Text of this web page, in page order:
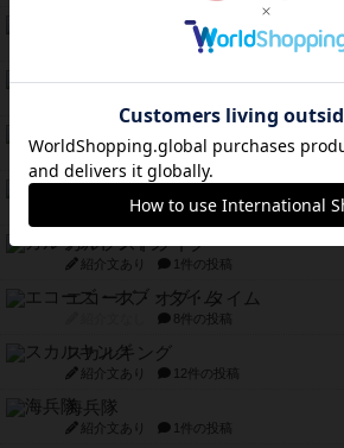
フラットアイアン
2件の投稿
トランスオリエント・エクスプレ
紹介文あり 1件の投稿
キャプテン・フリップ：イスラ・
紹介文なし 2件の投稿
ガルフストライク
紹介文あり 1件の投稿
エコーズ・オブ・タイム
8件の投稿
スカルキング
紹介文あり 12件の投稿
海兵隊
紹介文あり 1件の投稿